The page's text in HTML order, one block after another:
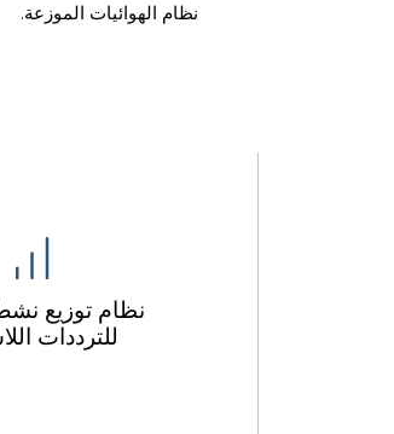
نظام الهوائيات الموزعة.
نظام توزيع
للترددات